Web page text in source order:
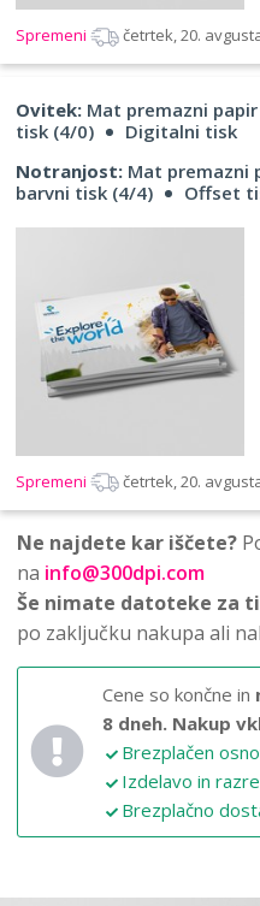
Spremeni četrtek, 20.
Ovitek: Mat premazni
tisk (4/0)
Digitalni tisk
Notranjost: Mat premazni
barvni tisk (4/4)
Offset
Spremeni četrtek, 20.
Ne najdete kar iščete?
na info@300dpi.com
Še nimate datoteke za
po zaključku nakupa ali
Cene so končne in
8 dneh. Nakup
Brezplačen
Izdelavo in
Brezplačno